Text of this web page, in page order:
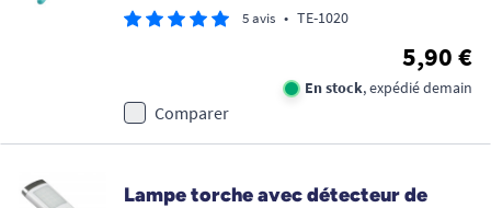
5 avis • TE-1020
5,90 €
En stock, expédié demain
Comparer
Lampe torche avec détecteur de